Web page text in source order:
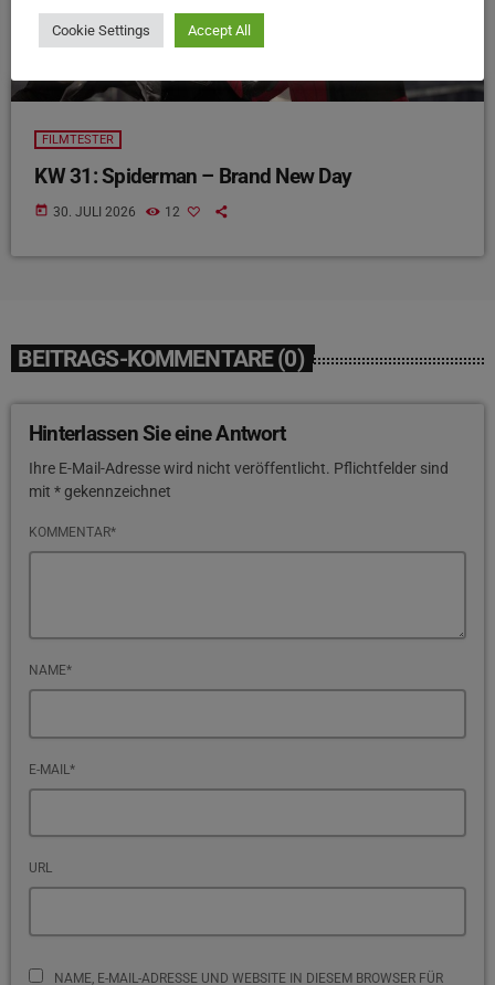
FILMTESTER
KW 31: Spiderman – Brand New Day
today 30. JULI 2026 12
BEITRAGS-KOMMENTARE (0)
Hinterlassen Sie eine Antwort
Ihre E-Mail-Adresse wird nicht veröffentlicht. Pflichtfelder sind
mit * gekennzeichnet
KOMMENTAR*
NAME*
E-MAIL*
URL
NAME, E-MAIL-ADRESSE UND WEBSITE IN DIESEM BROWSER FÜR
Cookie Settings Accept All